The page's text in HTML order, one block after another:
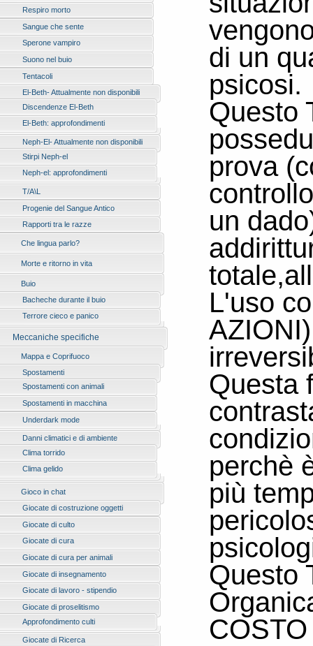
Respiro morto
Sangue che sente
Sperone vampiro
Suono nel buio
Tentacoli
El-Beth- Attualmente non disponibili
Discendenze El-Beth
El-Beth: approfondimenti
Neph-El- Attualmente non disponibili
Stirpi Neph-el
Neph-el: approfondimenti
T/A\L
Progenie del Sangue Antico
Rapporti tra le razze
Che lingua parlo?
Morte e ritorno in vita
Buio
Bacheche durante il buio
Terrore cieco e panico
Meccaniche specifiche
Mappa e Coprifuoco
Spostamenti
Spostamenti con animali
Spostamenti in macchina
Underdark mode
Danni climatici e di ambiente
Clima torrido
Clima gelido
Gioco in chat
Giocate di costruzione oggetti
Giocate di culto
Giocate di cura
Giocate di cura per animali
Giocate di insegnamento
Giocate di lavoro - stipendio
Giocate di proselitismo
Approfondimento culti
Giocate di Ricerca
di un
psicosi.
Questo
prova
un
L'uso
Questa
perchè
più
Questo